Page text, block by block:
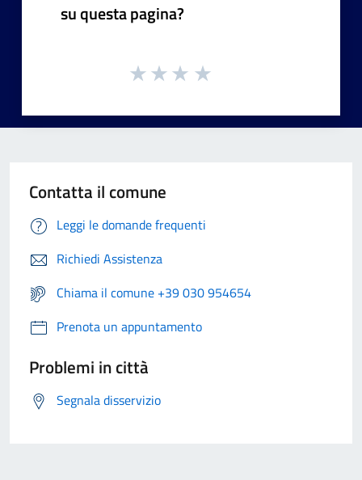
su questa pagina?
Contatta il comune
Leggi le domande frequenti
Richiedi Assistenza
Chiama il comune +39 030 954654
Prenota un appuntamento
Problemi in città
Segnala disservizio